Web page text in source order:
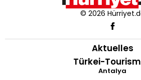
© 2026
Aktuelles
Türkei-
Antalya